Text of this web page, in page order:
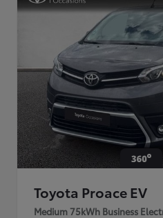
Toyota Proace EV
Medium 75kWh Business